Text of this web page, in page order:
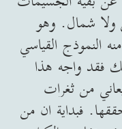
ولا شمال. وهو
النموذج القياسي
فقد واجه هذا
من ثغرات
فبداية ان من